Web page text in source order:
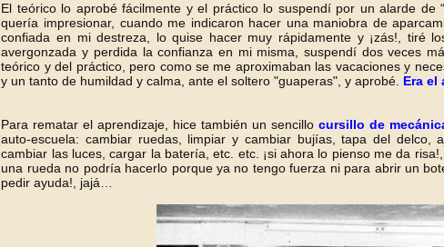
El teórico lo aprobé fácilmente y el práctico lo suspendí por un alarde
quería impresionar, cuando me indicaron hacer una maniobra de
confiada en mi destreza, lo quise hacer muy rápidamente y ¡zás!, tiré
avergonzada y perdida la confianza en mi misma, suspendí dos veces
teórico y del práctico, pero como se me aproximaban las vacaciones y
y un tanto de humildad y calma, ante el soltero "guaperas", y aprobé. Era el
Para rematar el aprendizaje, hice también un sencillo cursillo de
auto-escuela: cambiar ruedas, limpiar y cambiar bujías, tapa del
cambiar las luces, cargar la batería, etc. etc. ¡si ahora lo pienso me da
una rueda no podría hacerlo porque ya no tengo fuerza ni para abrir un
pedir ayuda!, jajá…